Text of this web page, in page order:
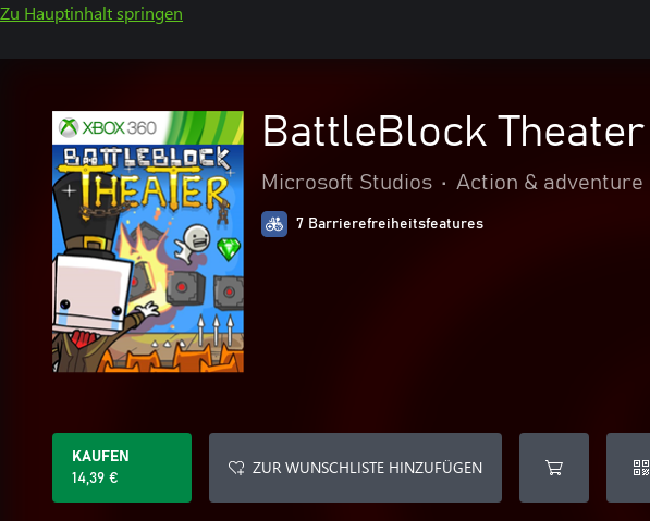
Zu Hauptinhalt springen
BattleBlock Theater
Microsoft Studios • Action & adventure
7 Barrierefreiheitsfeatures
KAUFEN
14,39 €
ZUR WUNSCHLISTE HINZUFÜGEN